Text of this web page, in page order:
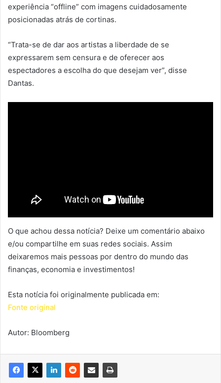
experiência “offline” com imagens cuidadosamente
posicionadas atrás de cortinas.
“Trata-se de dar aos artistas a liberdade de se
expressarem sem censura e de oferecer aos
espectadores a escolha do que desejam ver”, disse
Dantas.
O que achou dessa notícia? Deixe um comentário abaixo
e/ou compartilhe em suas redes sociais. Assim
deixaremos mais pessoas por dentro do mundo das
finanças, economia e investimentos!
Esta notícia foi originalmente publicada em:
Fonte original
Autor: Bloomberg